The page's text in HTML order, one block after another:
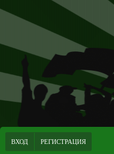
ВХОД РЕГИСТРАЦИЯ